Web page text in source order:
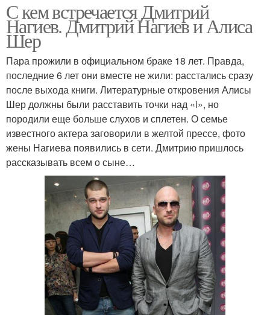
С кем встречается Дмитрий
Нагиев. Дмитрий Нагиев и Алиса
Шер
Пара прожили в официальном браке 18 лет. Правда,
последние 6 лет они вместе не жили: расстались сразу
после выхода книги. Литературные откровения Алисы
Шер должны были расставить точки над «i», но
породили еще больше слухов и сплетен. О семье
известного актера заговорили в желтой прессе, фото
жены Нагиева появились в сети. Дмитрию пришлось
рассказывать всем о сыне…